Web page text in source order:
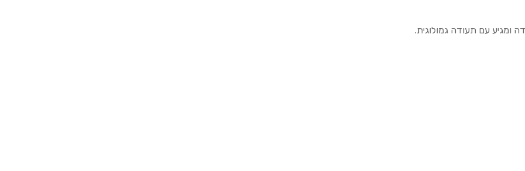
ומגיע עם תעודה גמולוגית.